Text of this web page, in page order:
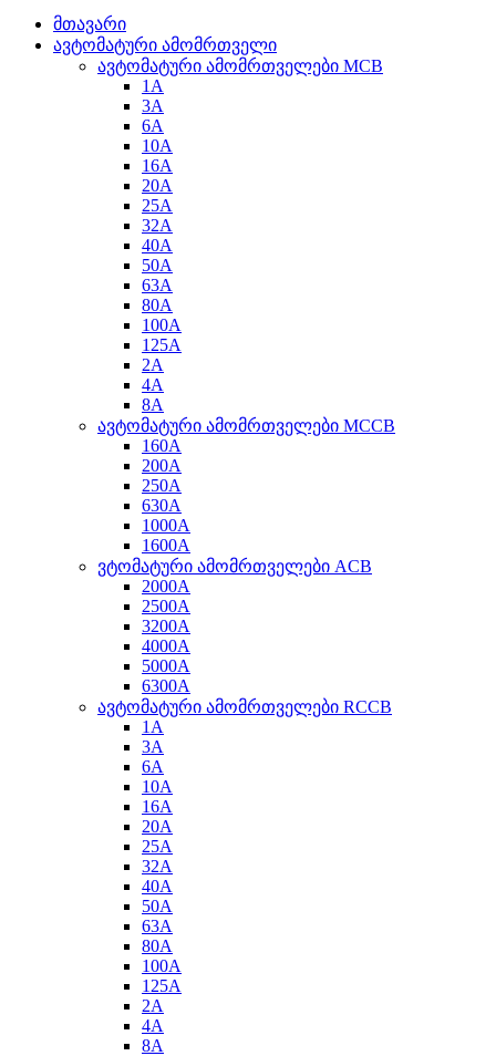
მთავარი
ავტომატური ამომრთველი
ავტომატური ამომრთველები MCB
1A
3A
6A
10A
16A
20A
25А
32A
40A
50A
63A
80A
100A
125A
2A
4A
8A
ავტომატური ამომრთველები MCCB
160A
200A
250A
630A
1000A
1600A
ვტომატური ამომრთველები ACB
2000A
2500A
3200A
4000A
5000A
6300A
ავტომატური ამომრთველები RCCB
1A
3A
6A
10A
16A
20A
25A
32A
40A
50A
63A
80A
100A
125A
2A
4A
8A